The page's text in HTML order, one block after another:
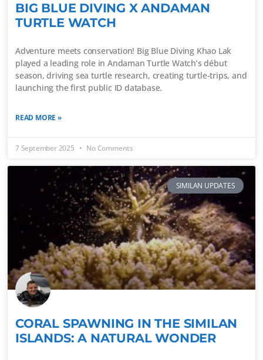
BIG BLUE DIVING X ANDAMAN
TURTLE WATCH
Adventure meets conservation! Big Blue Diving Khao Lak
played a leading role in Andaman Turtle Watch’s début
season, driving sea turtle research, creating turtle-trips, and
launching the first public ID database.
READ MORE »
7 September 2025 No Comments
SIMILAN UPDATES
CORAL SPAWNING IN THE SIMILAN
ISLANDS: A NATURAL WONDER